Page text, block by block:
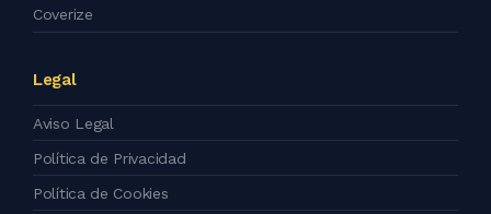
Coverize
Legal
Aviso Legal
Política de Privacidad
Política de Cookies